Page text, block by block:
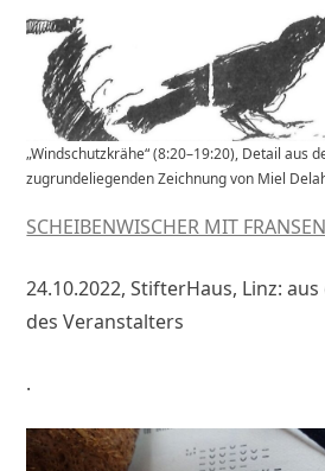
„Windschutzkrähe“ (8:20–19:20), Detail aus
zugrundeliegenden Zeichnung von Miel
SCHEIBENWISCHER MIT FRANSEN
24.10.2022, StifterHaus, Linz:
des Veranstalters
.